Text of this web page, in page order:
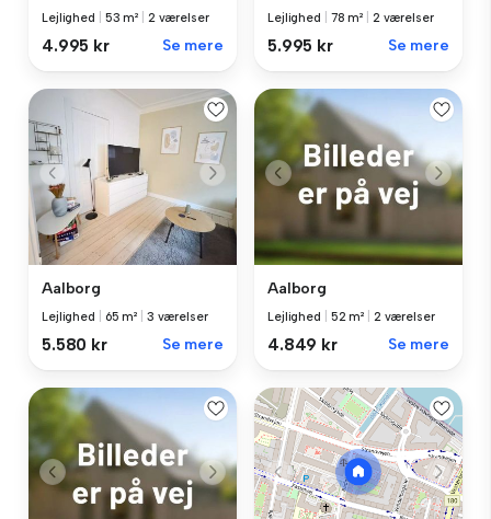
Lejlighed 53 m² 2 værelser
4.995 kr Se mere
Lejlighed 78 m² 2 værelser
5.995 kr Se mere
Aalborg
Lejlighed 65 m² 3 værelser
5.580 kr Se mere
Aalborg
Lejlighed 52 m² 2 værelser
4.849 kr Se mere